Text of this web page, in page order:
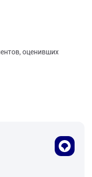
оценивших